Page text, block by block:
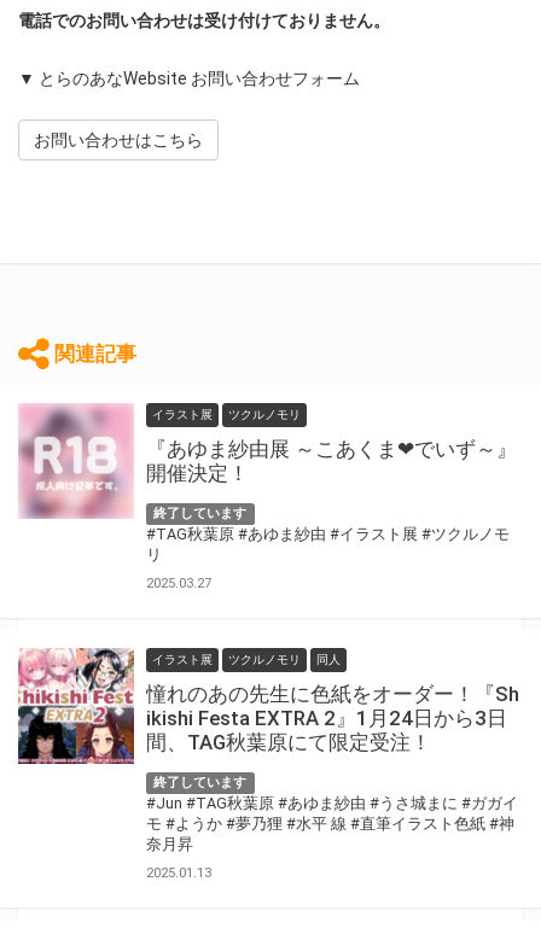
電話でのお問い合わせは受け付けておりません。
▼ とらのあなWebsite お問い合わせフォーム
お問い合わせはこちら
関連記事
イラスト展 ツクルノモリ
『あゆま紗由展 ～こあくま❤︎でいず～』
開催決定！
終了しています
#TAG秋葉原 #あゆま紗由 #イラスト展 #ツクルノモ
リ
2025.03.27
イラスト展 ツクルノモリ 同人
憧れのあの先生に色紙をオーダー！『Sh
ikishi Festa EXTRA 2』1月24日から3日
間、TAG秋葉原にて限定受注！
終了しています
#Jun #TAG秋葉原 #あゆま紗由 #うさ城まに #ガガイ
モ #ようか #夢乃狸 #水平 線 #直筆イラスト色紙 #神
奈月昇
2025.01.13